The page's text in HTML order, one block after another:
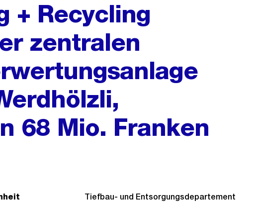
+ Recycling
zentralen
68 Mio. Franken
Tiefbau- und Entsorgungsdepartement